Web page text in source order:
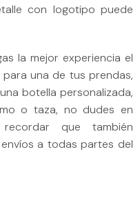
con logotipo puede
la mejor experiencia el
una de tus prendas,
botella personalizada,
o taza, no dudes en
que también
a todas partes del